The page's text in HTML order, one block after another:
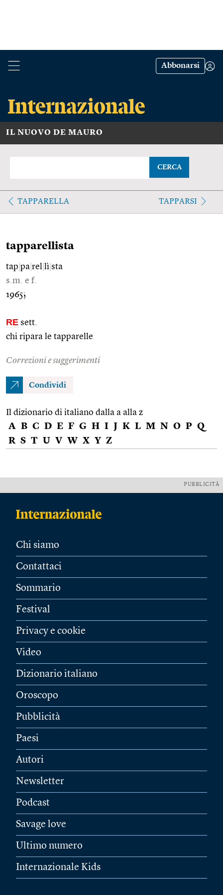
Abbonarsi
IL NUOVO DE MAURO
CERCA
TAPPARELLA TAPPARSI
tapparellista
tap pa rel lì sta
s.m. e f.
1965;
RE sett.
chi ripara le tapparelle
Correzioni e suggerimenti
Condividi
Il dizionario di italiano dalla a alla z
A B C D E F G H I J K L M N O P Q
R S T U V W X Y Z
PUBBLICITÀ
Chi siamo
Contattaci
Sommario
Festival
Privacy e cookie
Video
Dizionario italiano
Oroscopo
Pubblicità
Paesi
Autori
Newsletter
Podcast
Savage love
Ultimo numero
Internazionale Kids